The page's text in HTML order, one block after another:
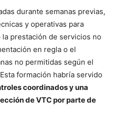
durante semanas previas,
y operativas para
prestación de servicios no
en regla o el
no permitidas según el
formación habría servido
coordinados y una
de VTC por parte de